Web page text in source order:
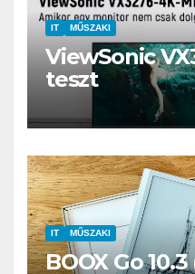
IT MŰSZAKI
ViewSonic
teszt
IT MŰSZAKI
BOOX Go